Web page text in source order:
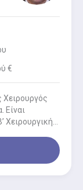
€
Χειρουργός
Είναι